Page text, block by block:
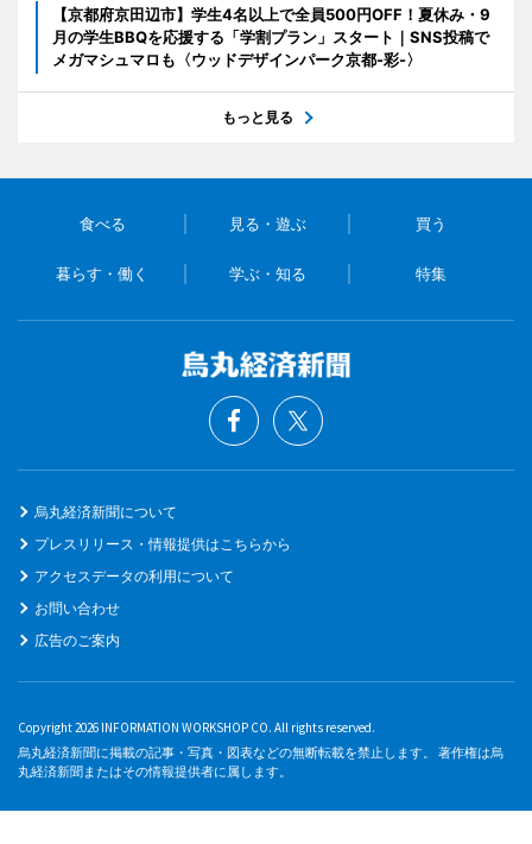
【京都府京田辺市】学生4名以上で全員500円OFF！夏休み・9
月の学生BBQを応援する「学割プラン」スタート｜SNS投稿で
メガマシュマロも〈ウッドデザインパーク京都-彩-〉
もっと見る
食べる 見る・遊ぶ 買う
暮らす・働く 学ぶ・知る 特集
烏丸経済新聞について
プレスリリース・情報提供はこちらから
アクセスデータの利用について
お問い合わせ
広告のご案内
Copyright 2026 INFORMATION WORKSHOP CO. All rights reserved.
烏丸経済新聞に掲載の記事・写真・図表などの無断転載を禁止します。 著作権は烏
丸経済新聞またはその情報提供者に属します。